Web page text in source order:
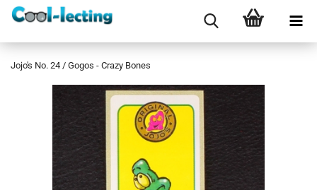
Jojo's No. 24 / Gogos - Crazy Bones